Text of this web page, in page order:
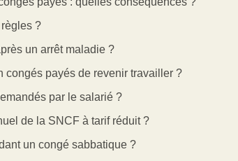
?
un arrêt maladie ?
congés payés de revenir travailler ?
par le salarié ?
de la SNCF à tarif réduit ?
un congé sabbatique ?